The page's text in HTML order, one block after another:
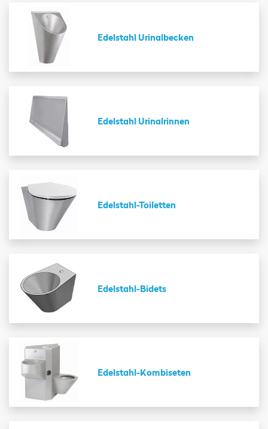
Edelstahl Urinalbecken
Edelstahl Urinalrinnen
Edelstahl-Toiletten
Edelstahl-Bidets
Edelstahl-Kombiseten